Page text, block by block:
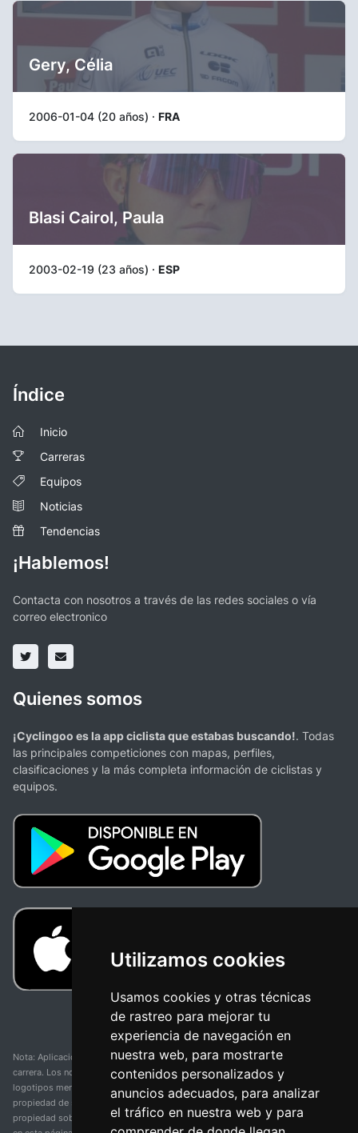
Utilizamos cookies
Usamos cookies y otras técnicas
de rastreo para mejorar tu
experiencia de navegación en
nuestra web, para mostrarte
contenidos personalizados y
anuncios adecuados, para analizar
el tráfico en nuestra web y para
Gery, Célia
2006-01-04 (20 años) · FRA
Blasi Cairol, Paula
2003-02-19 (23 años) · ESP
Índice
Inicio
Carreras
Equipos
Noticias
Tendencias
¡Hablemos!
Contacta con nosotros a través de las redes sociales o vía
correo electronico
Quienes somos
¡Cyclingoo es la app ciclista que estabas buscando!. Todas
las principales competiciones con mapas, perfiles,
clasificaciones y la más completa información de ciclistas y
equipos.
Nota: Aplicación y web no oficial y no relacionada con ninguna organización o
carrera. Los nombres de equipos, competiciones, marcas comerciales y
logotipos mencionados en esta página de resultados de ciclismo son
propiedad de sus respectivos dueños. No tenemos afiliación, patrocinio ni
propiedad sobre estas marcas comerciales. Toda la información proporcionada